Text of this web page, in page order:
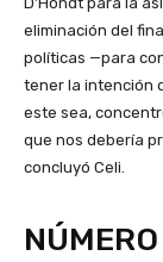
eliminación del
políticas —para
tener la intención
este sea,
que nos debería
concluyó Celi.